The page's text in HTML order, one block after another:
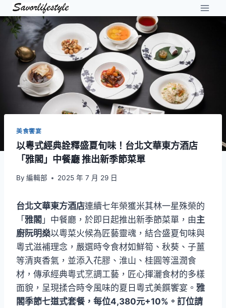
Skip
to
content
美食饗宴
以粵式經典詮釋盛夏旬味！台北文華東方酒店
「雅閣」中餐廳 推出新季節菜單
By 編輯部 2025 年 7 月 29 日
台北文華東方酒店連續七年榮獲米其林一星殊榮的
「 雅閣 」中餐廳，於即日起推出新季節菜單，由主
廚阮明燊以粵菜火候為匠藝靈魂，結合盛夏旬味與
粵式滋補理念，嚴選時令食材如鮮筍、秋葵、子薑
等清爽香氣，並添入花膠、淮山、桂圓等溫潤食
材，傳承經典粵式烹調工藝，匠心揮灑食材的多樣
面貌，呈現揉合時令風味的夏日粵式美饌饗宴。 雅
閣季節七道式套餐，每位4,380元+10%。訂位請